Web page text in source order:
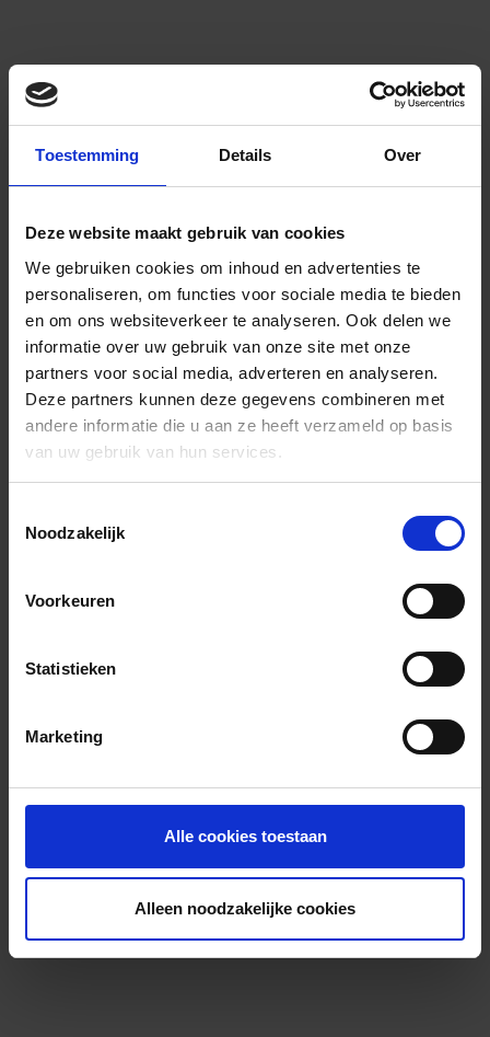
Toestemming Details Over
Deze website maakt gebruik van cookies
We gebruiken cookies om inhoud en advertenties te
personaliseren, om functies voor sociale media te bieden
en om ons websiteverkeer te analyseren. Ook delen we
informatie over uw gebruik van onze site met onze
partners voor social media, adverteren en analyseren.
Deze partners kunnen deze gegevens combineren met
andere informatie die u aan ze heeft verzameld op basis
van uw gebruik van hun services.
Noodzakelijk
Voorkeuren
Statistieken
Marketing
Alle cookies toestaan
Alleen noodzakelijke cookies